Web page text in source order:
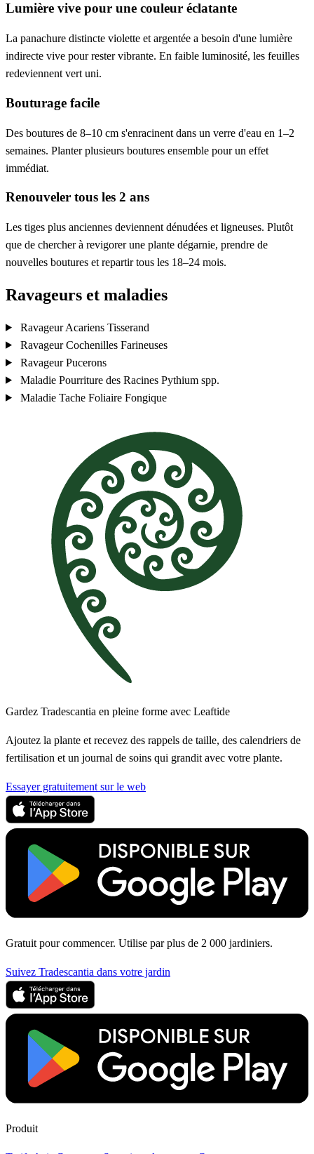
Lumière vive pour une couleur éclatante
La panachure distincte violette et argentée a besoin d'une lumière
indirecte vive pour rester vibrante. En faible luminosité, les feuilles
redeviennent vert uni.
Bouturage facile
Des boutures de 8–10 cm s'enracinent dans un verre d'eau en 1–2
semaines. Planter plusieurs boutures ensemble pour un effet
immédiat.
Renouveler tous les 2 ans
Les tiges plus anciennes deviennent dénudées et ligneuses. Plutôt
que de chercher à revigorer une plante dégarnie, prendre de
nouvelles boutures et repartir tous les 18–24 mois.
Ravageurs et maladies
RavageurAcariens Tisserand
RavageurCochenilles Farineuses
RavageurPucerons
Maladie Pourriture des Racines Pythium spp.
Maladie Tache Foliaire Fongique
Gardez Tradescantia en pleine forme avec Leaftide
Ajoutez la plante et recevez des rappels de taille, des calendriers de
fertilisation et un journal de soins qui grandit avec votre plante.
Essayer gratuitement sur le web
Gratuit pour commencer. Utilise par plus de 2 000 jardiniers.
Suivez Tradescantia dans votre jardin
Produit